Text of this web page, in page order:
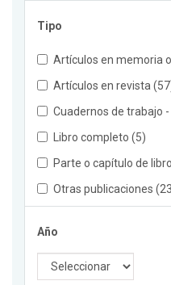
Tipo
Artículos en memoria
Artículos en revista
Cuadernos de trabajo
Libro completo (5)
Parte o capítulo de
Otras publicaciones
Año